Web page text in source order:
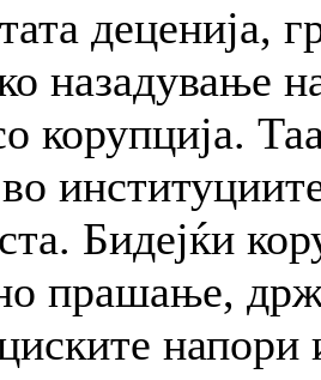
деценија,
назадување
корупција.
Бидејќи
прашање,
напори